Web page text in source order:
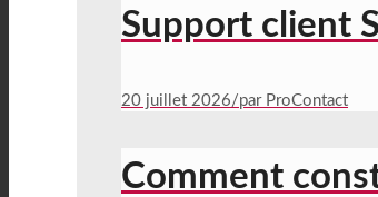
Support client
20 juillet 2026/par ProContact
Comment